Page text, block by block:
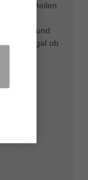
zum
und
– egal ob
oder